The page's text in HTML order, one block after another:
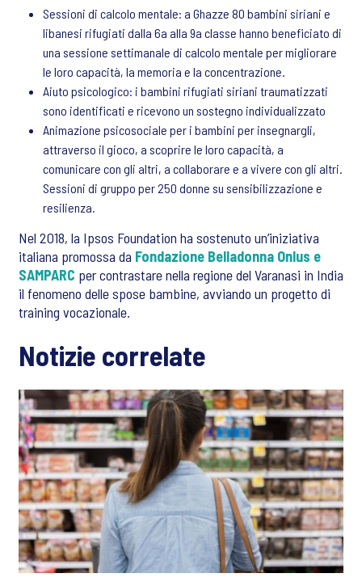
Sessioni di calcolo mentale: a Ghazze 80 bambini siriani e
libanesi rifugiati dalla 6a alla 9a classe hanno beneficiato di
una sessione settimanale di calcolo mentale per migliorare
le loro capacità, la memoria e la concentrazione.
Aiuto psicologico: i bambini rifugiati siriani traumatizzati
sono identificati e ricevono un sostegno individualizzato
Animazione psicosociale per i bambini per insegnargli,
attraverso il gioco, a scoprire le loro capacità, a
comunicare con gli altri, a collaborare e a vivere con gli altri.
Sessioni di gruppo per 250 donne su sensibilizzazione e
resilienza.
Nel 2018, la Ipsos Foundation ha sostenuto un’iniziativa
italiana promossa da Fondazione Belladonna Onlus e
SAMPARC per contrastare nella regione del Varanasi in India
il fenomeno delle spose bambine, avviando un progetto di
training vocazionale.
Notizie correlate